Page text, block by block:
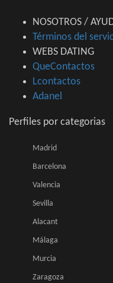
NOSOTROS /
Términos del
WEBS DATING
QueContactos
Lcontactos
Adanel
Perfiles por categorias
Madrid
Barcelona
Valencia
Sevilla
Alacant
Málaga
Murcia
Zaragoza